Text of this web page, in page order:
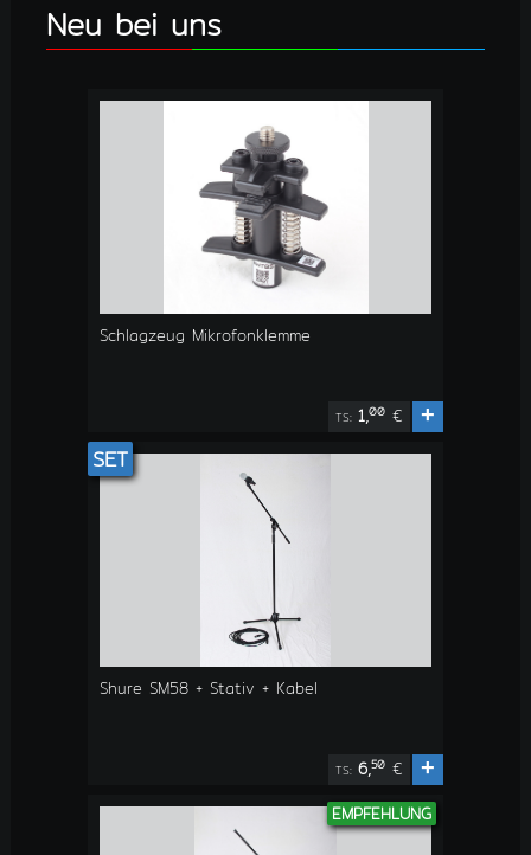
Neu bei uns
Schlagzeug Mikrofonklemme
TS: 1,00 € +
SET
Shure SM58 + Stativ + Kabel
TS: 6,50 € +
EMPFEHLUNG